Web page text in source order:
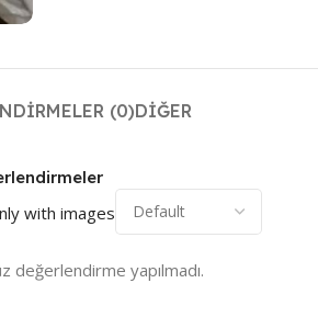
(0)DIĞER
with images
değerlendirme yapılmadı.